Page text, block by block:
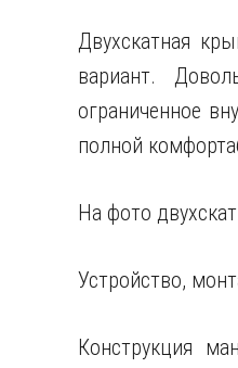
Двухскатная
вариант.
ограниченное
полной
На фото
Устройство,
Конструкция